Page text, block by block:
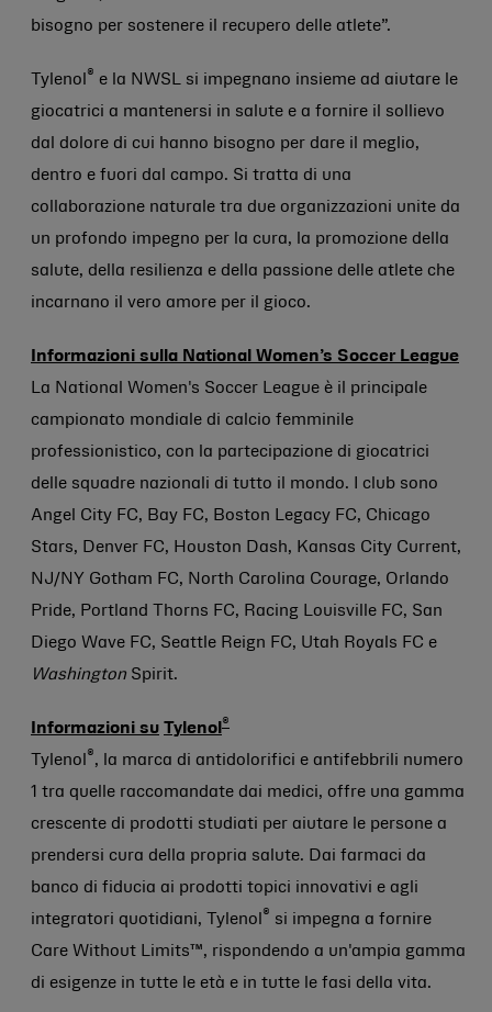
bisogno per sostenere il recupero delle atlete”.
Tylenol ® e la NWSL si impegnano insieme ad aiutare le
giocatrici a mantenersi in salute e a fornire il sollievo
dal dolore di cui hanno bisogno per dare il meglio,
dentro e fuori dal campo. Si tratta di una
collaborazione naturale tra due organizzazioni unite da
un profondo impegno per la cura, la promozione della
salute, della resilienza e della passione delle atlete che
incarnano il vero amore per il gioco.
Informazioni sulla National Women’s Soccer League
La National Women's Soccer League è il principale
campionato mondiale di calcio femminile
professionistico, con la partecipazione di giocatrici
delle squadre nazionali di tutto il mondo. I club sono
Angel City FC, Bay FC, Boston Legacy FC, Chicago
Stars, Denver FC, Houston Dash, Kansas City Current,
NJ/NY Gotham FC, North Carolina Courage, Orlando
Pride, Portland Thorns FC, Racing Louisville FC, San
Diego Wave FC, Seattle Reign FC, Utah Royals FC e
Washington Spirit.
Informazioni su Tylenol ®
Tylenol ® , la marca di antidolorifici e antifebbrili numero
1 tra quelle raccomandate dai medici, offre una gamma
crescente di prodotti studiati per aiutare le persone a
prendersi cura della propria salute. Dai farmaci da
banco di fiducia ai prodotti topici innovativi e agli
integratori quotidiani, Tylenol ® si impegna a fornire
Care Without Limits™, rispondendo a un'ampia gamma
di esigenze in tutte le età e in tutte le fasi della vita.